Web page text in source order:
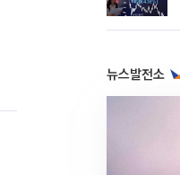
뉴스발전소